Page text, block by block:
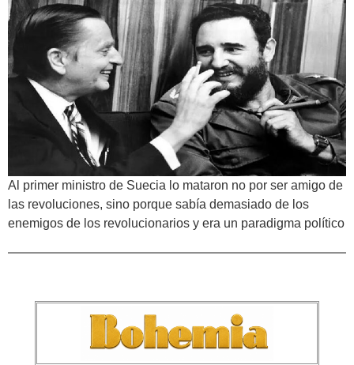
Al primer ministro de Suecia lo mataron no por ser amigo de
las revoluciones, sino porque sabía demasiado de los
enemigos de los revolucionarios y era un paradigma político